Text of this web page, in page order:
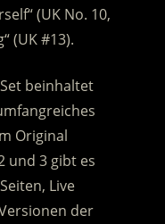
(UK No. 10,
(UK #13).
beinhaltet
Original
und 3 gibt es
Live
der